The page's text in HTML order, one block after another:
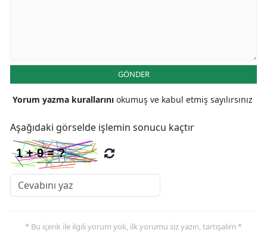
GÖNDER
Yorum yazma kurallarını okumuş ve kabul etmiş sayılırsınız
Aşağıdaki görselde işlemin sonucu kaçtır
* Bu içerik ile ilgili yorum yok, ilk yorumu siz yazın, tartışalım *